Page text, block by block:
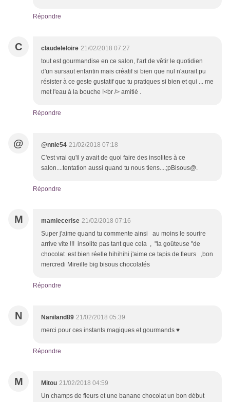
Répondre
C claudeleloire 21/02/2018 07:27
tout est gourmandise en ce salon, l'art de vêtir le quotidien
d'un sursaut enfantin mais créatif si bien que nul n'aurait pu
résister à ce geste gustatif que tu pratiques si bien et qui ... me
met l'eau à la bouche !<br /> amitié .
Répondre
@ @nnie54 21/02/2018 07:18
C'est vrai qu'il y avait de quoi faire des insolites à ce
salon....tentation aussi quand tu nous tiens....;pBisous@.
Répondre
M mamiecerise 21/02/2018 07:16
Super j'aime quand tu commente ainsi au moins le sourire
arrive vite !!! insolite pas tant que cela , "la goûteuse "de
chocolat est bien réelle hihihihi j'aime ce tapis de fleurs ,bon
mercredi Mireille big bisous chocolatés
Répondre
N Naniland89 21/02/2018 05:39
merci pour ces instants magiques et gourmands ♥
Répondre
M Mitou 21/02/2018 04:59
Un champs de fleurs et une banane chocolat un bon début